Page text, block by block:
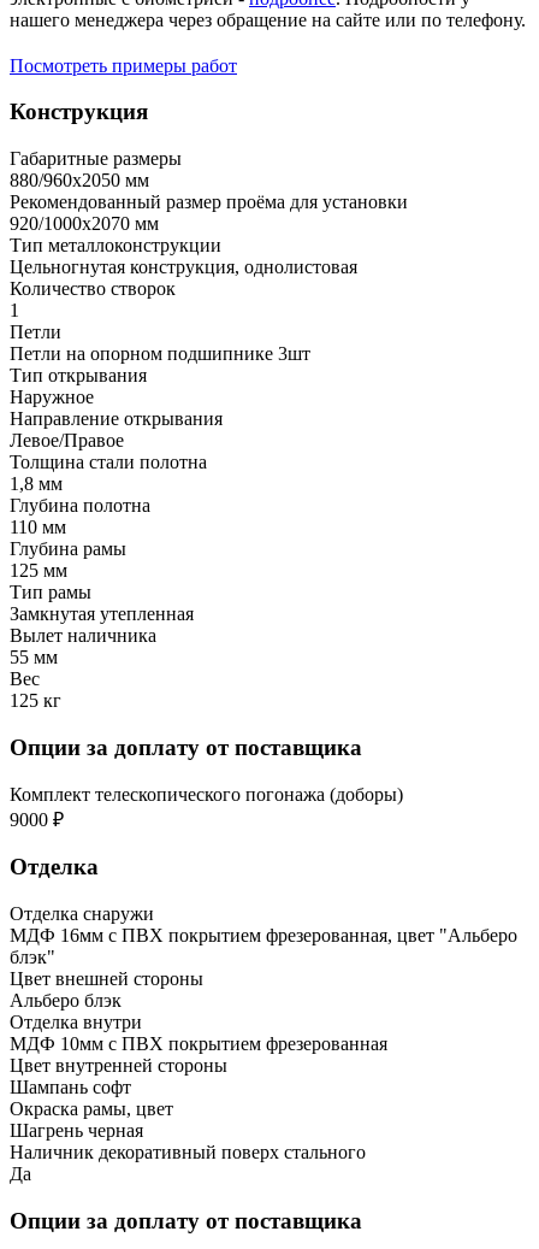
нашего менеджера через обращение на сайте или по телефону.
Посмотреть примеры работ
Конструкция
Габаритные размеры
880/960х2050 мм
Рекомендованный размер проёма для установки
920/1000х2070 мм
Тип металлоконструкции
Цельногнутая конструкция, однолистовая
Количество створок
1
Петли
Петли на опорном подшипнике 3шт
Тип открывания
Наружное
Направление открывания
Левое/Правое
Толщина стали полотна
1,8 мм
Глубина полотна
110 мм
Глубина рамы
125 мм
Тип рамы
Замкнутая утепленная
Вылет наличника
55 мм
Вес
125 кг
Опции за доплату от поставщика
Комплект телескопического погонажа (доборы)
9000 ₽
Отделка
Отделка снаружи
МДФ 16мм с ПВХ покрытием фрезерованная, цвет "Альберо
блэк"
Цвет внешней стороны
Альберо блэк
Отделка внутри
МДФ 10мм с ПВХ покрытием фрезерованная
Цвет внутренней стороны
Шампань софт
Окраска рамы, цвет
Шагрень черная
Наличник декоративный поверх стального
Да
Опции за доплату от поставщика